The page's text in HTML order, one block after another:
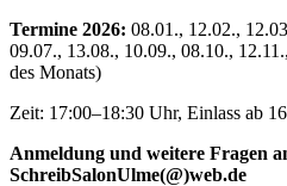
Termine 2026: 08.01., 12.02.,
09.07., 13.08., 10.09., 08.10.,
des Monats)
Zeit: 17:00–18:30 Uhr, Einlass ab
Anmeldung und weitere Fragen
SchreibSalonUlme(@)web.de